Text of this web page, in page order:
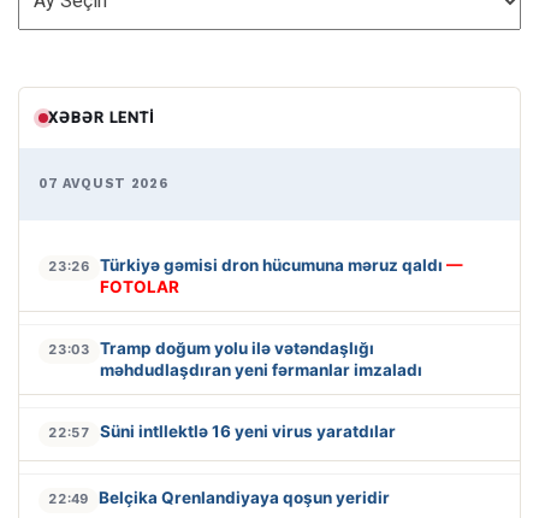
XƏBƏR LENTI
07 AVQUST 2026
23:26 Türkiyə gəmisi dron hücumuna məruz qaldı —
FOTOLAR
23:03
Tramp doğum yolu ilə vətəndaşlığı
məhdudlaşdıran yeni fərmanlar imzaladı
22:57 Süni intllektlə 16 yeni virus yaratdılar
22:49 Belçika Qrenlandiyaya qoşun yeridir